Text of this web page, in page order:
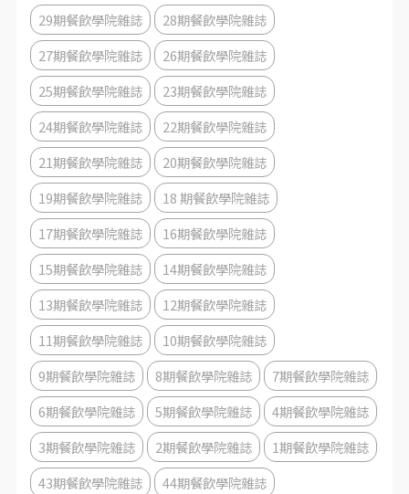
29期餐飲學院雜誌
28期餐飲學院雜誌
27期餐飲學院雜誌
26期餐飲學院雜誌
25期餐飲學院雜誌
23期餐飲學院雜誌
24期餐飲學院雜誌
22期餐飲學院雜誌
21期餐飲學院雜誌
20期餐飲學院雜誌
19期餐飲學院雜誌
18 期餐飲學院雜誌
17期餐飲學院雜誌
16期餐飲學院雜誌
15期餐飲學院雜誌
14期餐飲學院雜誌
13期餐飲學院雜誌
12期餐飲學院雜誌
11期餐飲學院雜誌
10期餐飲學院雜誌
9期餐飲學院雜誌
8期餐飲學院雜誌
7期餐飲學院雜誌
6期餐飲學院雜誌
5期餐飲學院雜誌
4期餐飲學院雜誌
3期餐飲學院雜誌
2期餐飲學院雜誌
1期餐飲學院雜誌
43期餐飲學院雜誌
44期餐飲學院雜誌